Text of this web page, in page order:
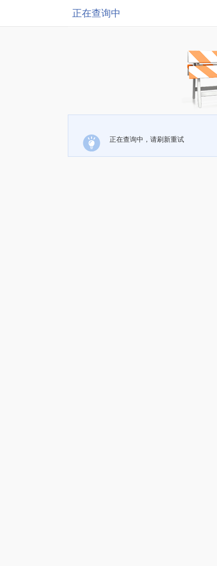
正在查询中
正在查询中，请刷新重试